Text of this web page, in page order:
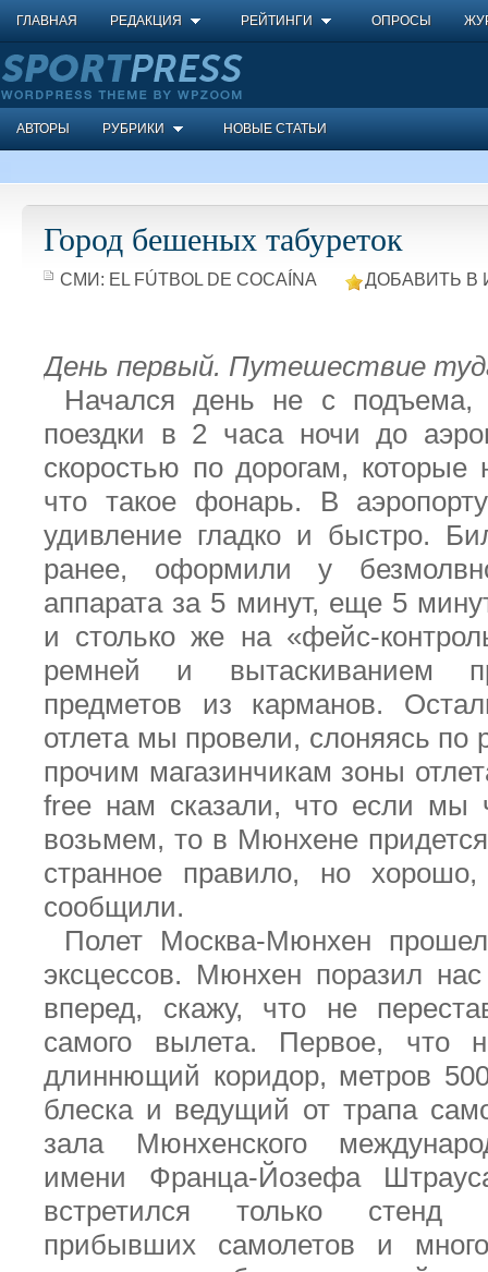
ГЛАВНАЯ РЕДАКЦИЯ РЕЙТИНГИ ОПРОСЫ
АВТОРЫ РУБРИКИ НОВЫЕ СТАТЬИ
Город бешеных табуреток
СМИ: ЕL FÚTBOL DE COCAÍNA ДОБАВИТЬ В
День первый. Путешествие
Начался день не с
поездки в 2 часа ночи до
скоростью по дорогам, которые
что такое фонарь. В
удивление гладко и быстро.
ранее, оформили у
аппарата за 5 минут, еще 5
и столько же на «фейс-
ремней и вытаскиванием
предметов из карманов.
отлета мы провели, слоняясь
прочим магазинчикам зоны
free нам сказали, что если мы
возьмем, то в Мюнхене
странное правило, но
сообщили.
Полет Москва-Мюнхен
эксцессов. Мюнхен поразил
вперед, скажу, что не
самого вылета. Первое, что
длиннющий коридор, метров
блеска и ведущий от трапа
зала Мюнхенского
имени Франца-Йозефа
встретился только стенд
прибывших самолетов и